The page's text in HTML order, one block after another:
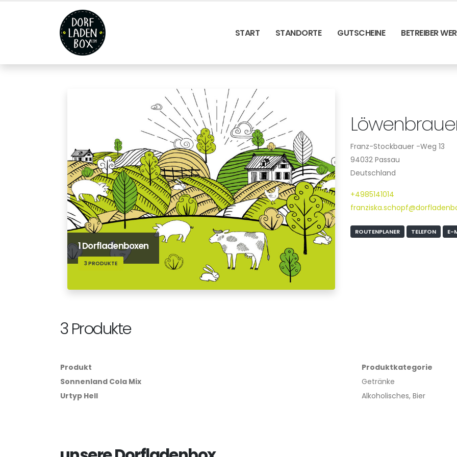
START STANDORTE GUTSCHEINE BETREIBER
1 Dorfladenboxen
3 PRODUKTE
Franz-Stockbauer -Weg 13
94032 Passau
Deutschland
+4985141014
ROUTENPLANER TELEFON E-
3 Produkte
Produkt
Produktkategorie
Sonnenland Cola Mix
Getränke
Urtyp Hell
Alkoholisches, Bier